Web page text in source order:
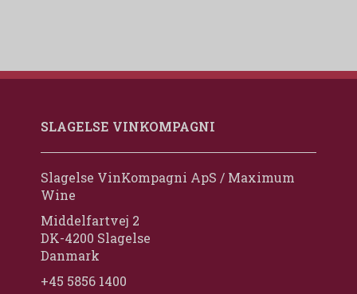
SLAGELSE VINKOMPAGNI
Slagelse VinKompagni ApS / Maximum
Wine
Middelfartvej 2
DK-4200 Slagelse
Danmark
+45 5856 1400